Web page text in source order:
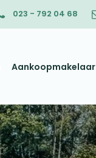
023 - 792 04 68
Aankoopmakelaar